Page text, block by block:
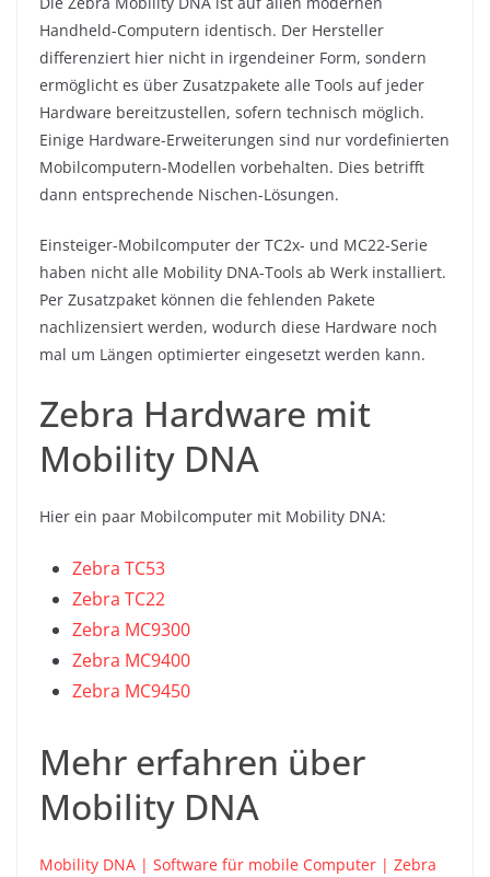
Handheld-Computern identisch. Der Hersteller
differenziert hier nicht in irgendeiner Form, sondern
ermöglicht es über Zusatzpakete alle Tools auf jeder
Hardware bereitzustellen, sofern technisch möglich.
Einige Hardware-Erweiterungen sind nur vordefinierten
Mobilcomputern-Modellen vorbehalten. Dies betrifft
dann entsprechende Nischen-Lösungen.
Einsteiger-Mobilcomputer der TC2x- und MC22-Serie
haben nicht alle Mobility DNA-Tools ab Werk installiert.
Per Zusatzpaket können die fehlenden Pakete
nachlizensiert werden, wodurch diese Hardware noch
mal um Längen optimierter eingesetzt werden kann.
Zebra Hardware mit
Mobility DNA
Hier ein paar Mobilcomputer mit Mobility DNA:
Zebra TC53
Zebra TC22
Zebra MC9300
Zebra MC9400
Zebra MC9450
Mehr erfahren über
Mobility DNA
Mobility DNA | Software für mobile Computer | Zebra